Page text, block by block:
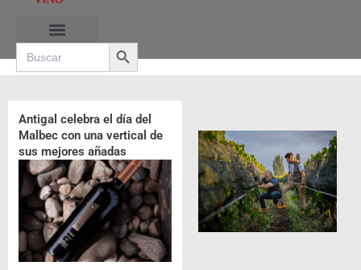
contenido
Search
for:
Search Button
Antigal celebra el día del
Malbec con una vertical de
sus mejores añadas